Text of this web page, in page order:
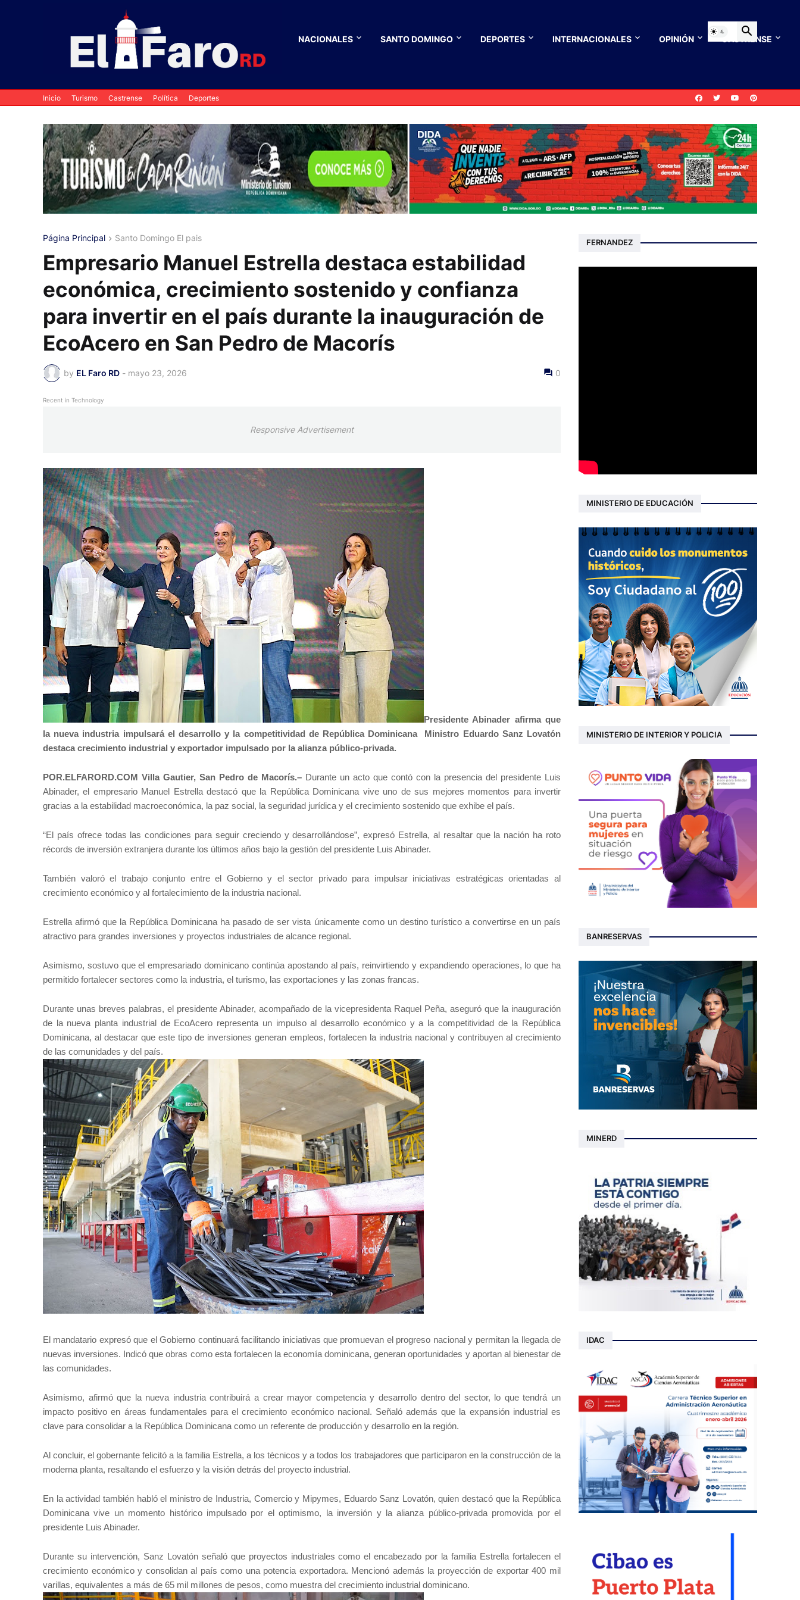
NACIONALES SANTO DOMINGO DEPORTES INTERNACIONALES OPINIÓN CASTRENSE
Inicio Turismo Castrense Política Deportes
Página Principal Santo Domingo El pais
Empresario Manuel Estrella destaca estabilidad
económica, crecimiento sostenido y confianza
para invertir en el país durante la inauguración de
EcoAcero en San Pedro de Macorís
by EL Faro RD - mayo 23, 2026 0
Recent in Technology
Responsive Advertisement
Presidente Abinader afirma que
la nueva industria impulsará el desarrollo y la competitividad de República Dominicana Ministro Eduardo Sanz Lovatón
destaca crecimiento industrial y exportador impulsado por la alianza público-privada.
POR.ELFARORD.COM Villa Gautier, San Pedro de Macorís.– Durante un acto que contó con la presencia del presidente Luis
Abinader, el empresario Manuel Estrella destacó que la República Dominicana vive uno de sus mejores momentos para invertir
gracias a la estabilidad macroeconómica, la paz social, la seguridad jurídica y el crecimiento sostenido que exhibe el país.
“El país ofrece todas las condiciones para seguir creciendo y desarrollándose”, expresó Estrella, al resaltar que la nación ha roto
récords de inversión extranjera durante los últimos años bajo la gestión del presidente Luis Abinader.
También valoró el trabajo conjunto entre el Gobierno y el sector privado para impulsar iniciativas estratégicas orientadas al
crecimiento económico y al fortalecimiento de la industria nacional.
Estrella afirmó que la República Dominicana ha pasado de ser vista únicamente como un destino turístico a convertirse en un país
atractivo para grandes inversiones y proyectos industriales de alcance regional.
Asimismo, sostuvo que el empresariado dominicano continúa apostando al país, reinvirtiendo y expandiendo operaciones, lo que ha
permitido fortalecer sectores como la industria, el turismo, las exportaciones y las zonas francas.
Durante unas breves palabras, el presidente Abinader, acompañado de la vicepresidenta Raquel Peña, aseguró que la inauguración
de la nueva planta industrial de EcoAcero representa un impulso al desarrollo económico y a la competitividad de la República
Dominicana, al destacar que este tipo de inversiones generan empleos, fortalecen la industria nacional y contribuyen al crecimiento
de las comunidades y del país.
El mandatario expresó que el Gobierno continuará facilitando iniciativas que promuevan el progreso nacional y permitan la llegada de
nuevas inversiones. Indicó que obras como esta fortalecen la economía dominicana, generan oportunidades y aportan al bienestar de
las comunidades.
Asimismo, afirmó que la nueva industria contribuirá a crear mayor competencia y desarrollo dentro del sector, lo que tendrá un
impacto positivo en áreas fundamentales para el crecimiento económico nacional. Señaló además que la expansión industrial es
clave para consolidar a la República Dominicana como un referente de producción y desarrollo en la región.
Al concluir, el gobernante felicitó a la familia Estrella, a los técnicos y a todos los trabajadores que participaron en la construcción de la
moderna planta, resaltando el esfuerzo y la visión detrás del proyecto industrial.
En la actividad también habló el ministro de Industria, Comercio y Mipymes, Eduardo Sanz Lovatón, quien destacó que la República
Dominicana vive un momento histórico impulsado por el optimismo, la inversión y la alianza público-privada promovida por el
presidente Luis Abinader.
Durante su intervención, Sanz Lovatón señaló que proyectos industriales como el encabezado por la familia Estrella fortalecen el
crecimiento económico y consolidan al país como una potencia exportadora. Mencionó además la proyección de exportar 400 mil
varillas, equivalentes a más de 65 mil millones de pesos, como muestra del crecimiento industrial dominicano.
FERNANDEZ
MINISTERIO DE EDUCACIÓN
MINISTERIO DE INTERIOR Y POLICIA
BANRESERVAS
MINERD
IDAC